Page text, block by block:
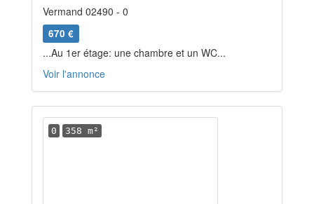
Vermand 02490 - 0
670 €
...Au 1er étage: une chambre et un WC...
Voir l'annonce
0 358 m²